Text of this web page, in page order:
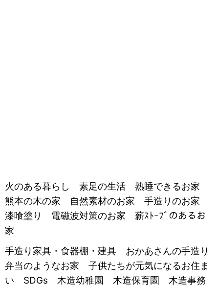
火のある暮らし 素足の生活 熟睡できるお家
熊本の木の家 自然素材のお家 手造りのお家
漆喰塗り 電磁波対策のお家 薪ｽﾄｰﾌﾞのあるお
家
手造り家具・食器棚・建具 おかあさんの手造り
弁当のようなお家 子供たちが元気になるお住ま
い SDGs 木造幼稚園 木造保育園 木造事務